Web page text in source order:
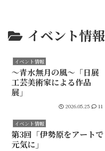
イベント情報
イベント情報
〜青水無月の風〜「日展
工芸美術家による作品
展」
2026.05.25 11
イベント情報
第3回「伊勢原をアートで
元気に」